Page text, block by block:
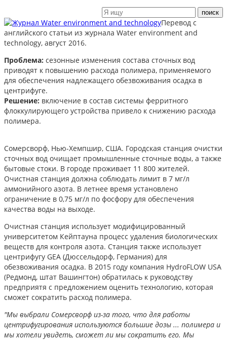
Перевод с
английского статьи из журнала Water environment and
technology, август 2016.
Проблема: сезонные изменения состава сточных вод
приводят к повышению расхода полимера, применяемого
для обеспечения надлежащего обезвоживания осадка в
центрифуге.
Решение: включение в состав системы ферритного
флоккулирующего устройства привело к снижению расхода
полимера.
Сомерсворф, Нью-Хемпшир, США. Городская станция очистки
сточных вод очищает промышленные сточные воды, а также
бытовые стоки. В городе проживает 11 800 жителей.
Очистная станция должна соблюдать лимит в 7 мг/л
аммонийного азота. В летнее время установлено
ограничение в 0,75 мг/л по фосфору для обеспечения
качества воды на выходе.
Очистная станция использует модифицированный
университетом Кейптауна процесс удаления биологических
веществ для контроля азота. Станция также использует
центрифугу GEA (Дюссельдорф, Германия) для
обезвоживания осадка. В 2015 году компания HydroFLOW USA
(Редмонд, штат Вашингтон) обратилась к руководству
предприятя с предложением оценить технологию, которая
сможет сократить расход полимера.
"Мы выбрали Сомерсворф из-за того, что для работы
центрифугирования используются большие дозы ... полимера и
мы хотели увидеть, сможет ли мы сократить его. Мы